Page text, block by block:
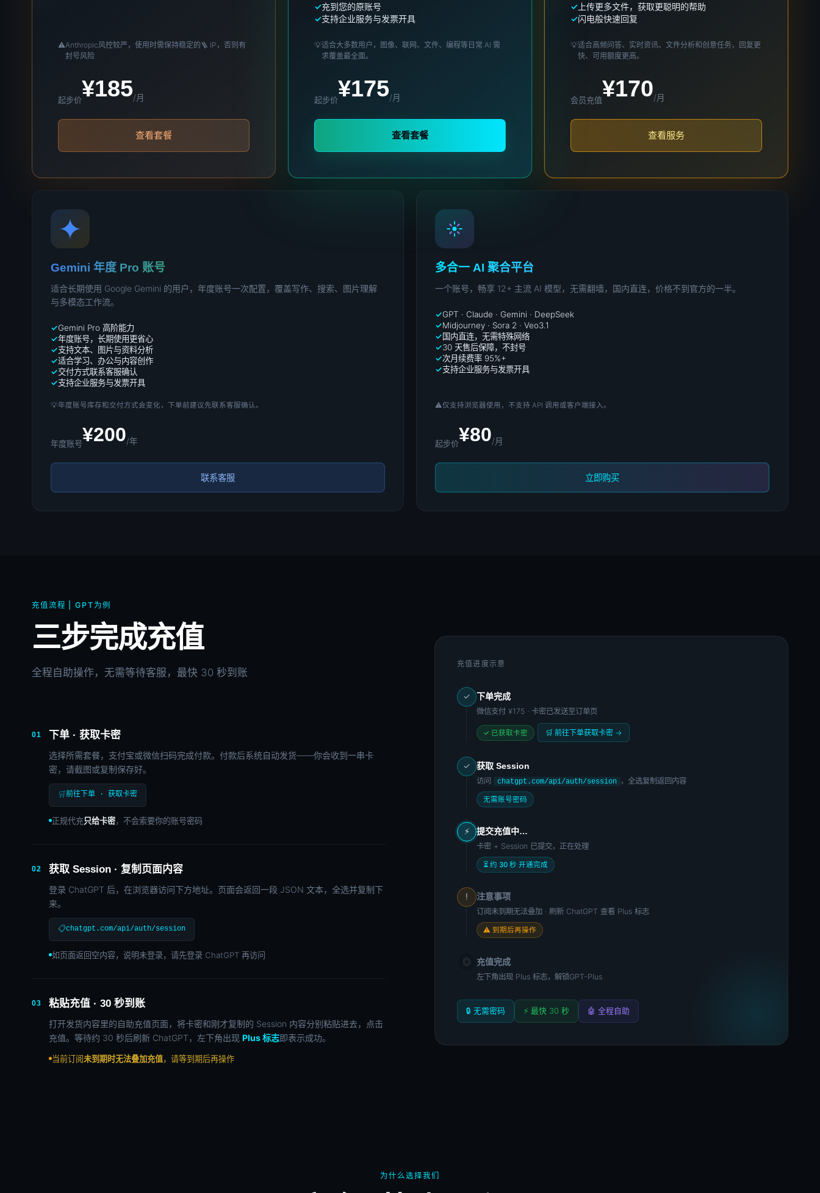
充到您的原账号
支持企业服务与发票开具
💡适合大多数用户，图像、联网、文件、编程等日常 AI 需
求覆盖最全面。
起步价¥175/月
查看套餐
⚠️Anthropic风控较严，使用时需保持稳定的🪜 IP，否则有
封号风险
起步价¥185/月
查看套餐
Gemini 年度 Pro 账号
适合长期使用 Google Gemini 的用户，年度账号一次配置，覆盖写作、搜索、图片理解
与多模态工作流。
Gemini Pro 高阶能力
年度账号，长期使用更省心
支持文本、图片与资料分析
适合学习、办公与内容创作
交付方式联系客服确认
支持企业服务与发票开具
💡年度账号库存和交付方式会变化，下单前建议先联系客服确认。
年度账号¥200/年
联系客服
上传更多文件，获取更聪明的帮助
闪电般快速回复
💡适合高频问答、实时资讯、文件分析和创意任务，回复更
快、可用额度更高。
会员充值¥170/月
查看服务
多合一 AI 聚合平台
一个账号，畅享 12+ 主流 AI 模型，无需翻墙，国内直连，价格不到官方的一半。
GPT · Claude · Gemini · DeepSeek
Midjourney · Sora 2 · Veo3.1
国内直连，无需特殊网络
30 天售后保障，不封号
次月续费率 95%+
支持企业服务与发票开具
⚠️仅支持浏览器使用，不支持 API 调用或客户端接入。
起步价¥80/月
立即购买
充值流程 | GPT为例
三步完成充值
全程自助操作，无需等待客服，最快 30 秒到账
01 下单 · 获取卡密
选择所需套餐，支付宝或微信扫码完成付款。付款后系统自动发货——你会收到一串卡
密，请截图或复制保存好。
🛒前往下单 · 获取卡密
正规代充只给卡密，不会索要你的账号密码
02 获取 Session · 复制页面内容
登录 ChatGPT 后，在浏览器访问下方地址。页面会返回一段 JSON 文本，全选并复制下
来。
📋chatgpt.com/api/auth/session
如页面返回空内容，说明未登录，请先登录 ChatGPT 再访问
03 粘贴充值 · 30 秒到账
打开发货内容里的自助充值页面，将卡密和刚才复制的 Session 内容分别粘贴进去，点击
充值。等待约 30 秒后刷新 ChatGPT，左下角出现 Plus 标志即表示成功。
当前订阅未到期时无法叠加充值，请等到期后再操作
充值进度示意
✓ 下单完成
微信支付 ¥175 · 卡密已发送至订单页
✓ 已获取卡密 🛒 前往下单获取卡密 →
✓ 获取 Session
访问 chatgpt.com/api/auth/session ，全选复制返回内容
无需账号密码
⚡ 提交充值中…
卡密 + Session 已提交，正在处理
⏳ 约 30 秒 开通完成
! 注意事项
订阅未到期无法叠加 · 刷新 ChatGPT 查看 Plus 标志
⚠ 到期后再操作
◎ 充值完成
左下角出现 Plus 标志，解锁GPT-Plus
🔒 无需密码 ⚡ 最快 30 秒 🤖 全程自助
为什么选择我们